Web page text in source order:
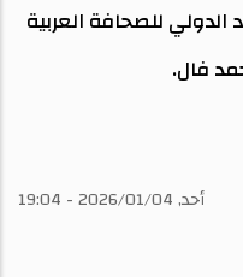
للصحافة العربية
فال.
أحد, 2026/01/04 - 19:04